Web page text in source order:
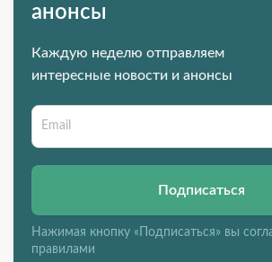
анонсы
Каждую неделю отправляем
интересные новости и анонсы
Подписаться
Нажимая кнопку «Подписаться» вы
правилами